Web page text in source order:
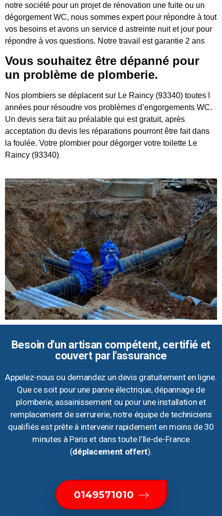
notre société pour un projet de rénovation une fuite ou un
dégorgement WC, nous sommes expert pour répondre à tout
vos besoins et avons un service d astreinte nuit et jour pour
répondre à vos questions. Notre travail est garantie 2 ans
Vous souhaitez être dépanné pour
un problème de plomberie.
Nos plombiers se déplacent sur Le Raincy (93340) toutes l
années pour résoudre vos problèmes d’engorgements WC.
Un devis sera fait au préalable qui est gratuit, après
acceptation du devis les réparations pourront être fait dans
la foulée. Votre plombier pour dégorger votre toilette Le
Raincy (93340)
Besoin d'un artisan compétent, certifié et
couvert par l'assurance
Appelez-nous ou demandez un devis gratuitement en ligne.
Que ce soit pour une panne électrique, dépannage de
plomberie, assainissement ou pour une installation et
remplacement de serrurerie, notre équipe de techniciens
qualifiés est prête à intervenir rapidement en moins de 30
minutes à Paris et dans toute l’Ile-de-France
(déplacement offert).
0149571010